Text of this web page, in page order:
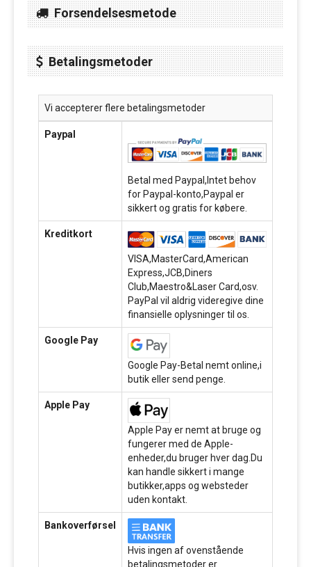
Forsendelsesmetode
Betalingsmetoder
Vi accepterer flere betalingsmetoder
Paypal
Betal med Paypal,Intet behov
for Paypal-konto,Paypal er
sikkert og gratis for købere.
Kreditkort
VISA,MasterCard,American
Express,JCB,Diners
Club,Maestro&Laser Card,osv.
PayPal vil aldrig videregive dine
finansielle oplysninger til os.
Google Pay
Google Pay-Betal nemt online,i
butik eller send penge.
Apple Pay
Apple Pay er nemt at bruge og
fungerer med de Apple-
enheder,du bruger hver dag.Du
kan handle sikkert i mange
butikker,apps og websteder
uden kontakt.
Bankoverførsel
Hvis ingen af ovenstående
betalingsmetoder er